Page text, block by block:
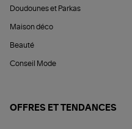
Doudounes et Parkas
Maison déco
Beauté
Conseil Mode
OFFRES ET TENDANCES